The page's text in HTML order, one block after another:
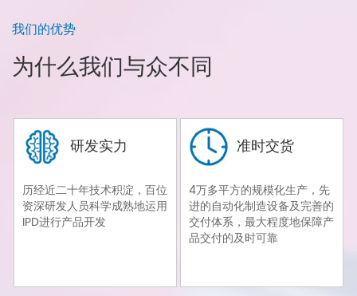
我们的优势
为什么我们与众不同
研发实力
历经近二十年技术积淀，百位
资深研发人员科学成熟地运用
IPD进行产品开发
准时交货
4万多平方的规模化生产，先
进的自动化制造设备及完善的
交付体系，最大程度地保障产
品交付的及时可靠